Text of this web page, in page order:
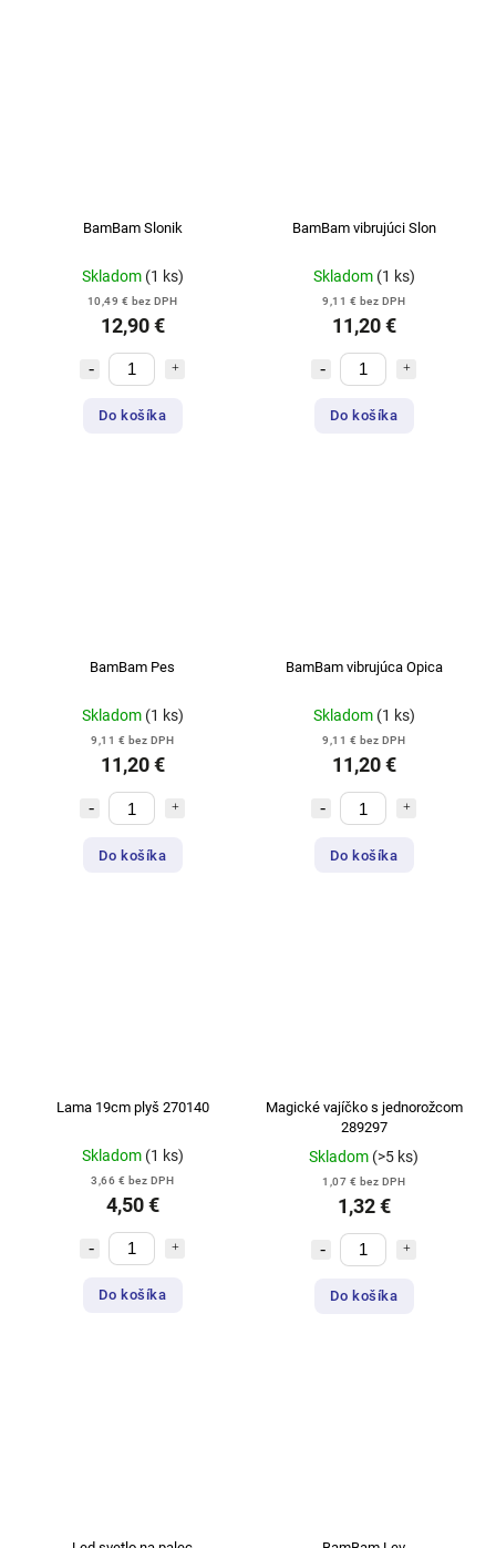
BamBam Slonik
Skladom (1 ks)
10,49 € bez DPH
12,90 €
Do košíka
BamBam vibrujúci Slon
Skladom (1 ks)
9,11 € bez DPH
11,20 €
Do košíka
BamBam Pes
Skladom (1 ks)
9,11 € bez DPH
11,20 €
Do košíka
BamBam vibrujúca Opica
Skladom (1 ks)
9,11 € bez DPH
11,20 €
Do košíka
Lama 19cm plyš 270140
Skladom (1 ks)
3,66 € bez DPH
4,50 €
Do košíka
Magické vajíčko s jednorožcom
289297
Skladom (>5 ks)
1,07 € bez DPH
1,32 €
Do košíka